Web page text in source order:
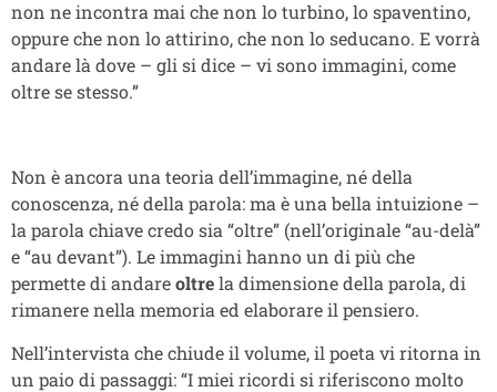
non ne incontra mai che non lo turbino, lo spaventino,
oppure che non lo attirino, che non lo seducano. E vorrà
andare là dove – gli si dice – vi sono immagini, come
oltre se stesso.”
Non è ancora una teoria dell’immagine, né della
conoscenza, né della parola: ma è una bella intuizione –
la parola chiave credo sia “oltre” (nell’originale “au-delà”
e “au devant”). Le immagini hanno un di più che
permette di andareoltrela dimensione della parola, di
rimanere nella memoria ed elaborare il pensiero.
Nell’intervista che chiude il volume, il poeta vi ritorna in
un paio di passaggi: “I miei ricordi si riferiscono molto